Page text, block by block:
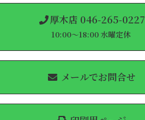
厚木店 046-265-0227
10:00～18:00 水曜定休
メールでお問合せ